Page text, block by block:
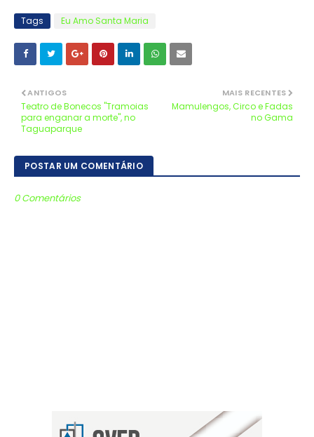
Tags Eu Amo Santa Maria
MAIS RECENTES
Mamulengos, Circo e Fadas
no Gama
ANTIGOS
Teatro de Bonecos "Tramoias
para enganar a morte", no
Taguaparque
POSTAR UM COMENTÁRIO
0 Comentários